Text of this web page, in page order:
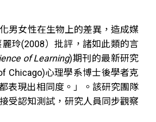
男女性在生物上的差異，造成媒
玲(2008）批評，諸如此類的言
of Learning)期刊的最新研究
Chicago)心理學系博士後學者克
表現出相同度。」。該研究團隊
受認知測試，研究人員同步觀察